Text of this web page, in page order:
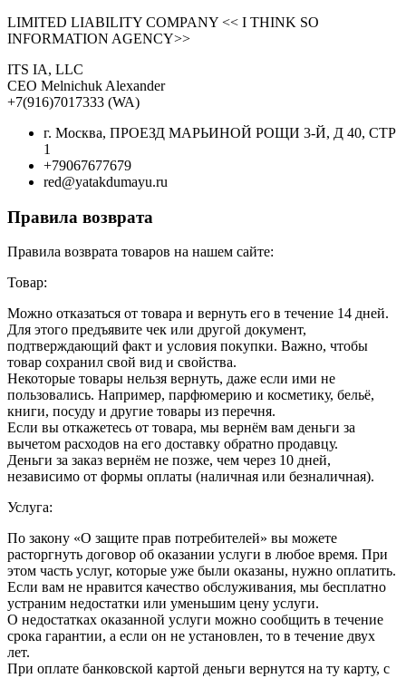
LIMITED LIABILITY COMPANY << I THINK SO
INFORMATION AGENCY>>
ITS IA, LLC
CEO Melnichuk Alexander
+7(916)7017333 (WA)
г. Москва, ПРОЕЗД МАРЬИНОЙ РОЩИ 3-Й, Д 40, СТР
1
+79067677679
red@yatakdumayu.ru
Правила возврата
Правила возврата товаров на нашем сайте:
Товар:
Можно отказаться от товара и вернуть его в течение 14 дней.
Для этого предъявите чек или другой документ,
подтверждающий факт и условия покупки. Важно, чтобы
товар сохранил свой вид и свойства.
Некоторые товары нельзя вернуть, даже если ими не
пользовались. Например, парфюмерию и косметику, бельё,
книги, посуду и другие товары из перечня.
Если вы откажетесь от товара, мы вернём вам деньги за
вычетом расходов на его доставку обратно продавцу.
Деньги за заказ вернём не позже, чем через 10 дней,
независимо от формы оплаты (наличная или безналичная).
Услуга:
По закону «О защите прав потребителей» вы можете
расторгнуть договор об оказании услуги в любое время. При
этом часть услуг, которые уже были оказаны, нужно оплатить.
Если вам не нравится качество обслуживания, мы бесплатно
устраним недостатки или уменьшим цену услуги.
О недостатках оказанной услуги можно сообщить в течение
срока гарантии, а если он не установлен, то в течение двух
лет.
При оплате банковской картой деньги вернутся на ту карту, с